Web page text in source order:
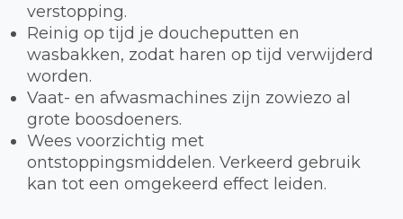
verstopping.
Reinig op tijd je doucheputten en
wasbakken, zodat haren op tijd verwijderd
worden.
Vaat- en afwasmachines zijn zowiezo al
grote boosdoeners.
Wees voorzichtig met
ontstoppingsmiddelen. Verkeerd gebruik
kan tot een omgekeerd effect leiden.